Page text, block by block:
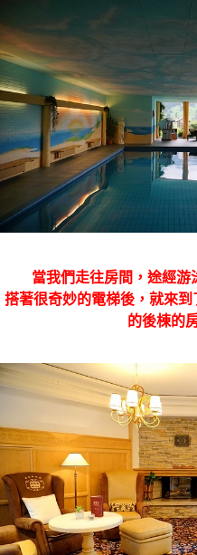
當我們走往房間，途經游
搭著很奇妙的電梯後，就來
的後棟的